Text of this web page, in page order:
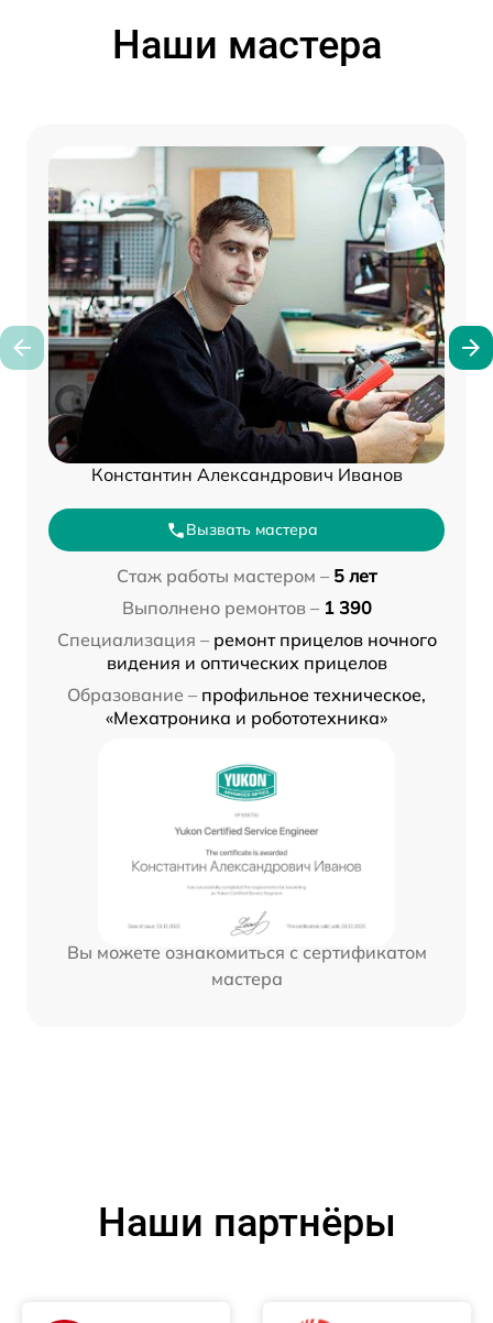
Наши мастера
Константин Александрович Иванов
Вызвать мастера
Стаж работы мастером – 5 лет
Выполнено ремонтов – 1 390
Специализация – ремонт прицелов ночного
видения и оптических прицелов
Образование – профильное техническое,
«Мехатроника и робототехника»
Вы можете ознакомиться с сертификатом
мастера
Наши партнёры